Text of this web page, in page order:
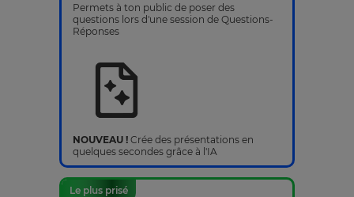
Permets à ton public de poser des
questions lors d'une session de Questions-
Réponses
NOUVEAU ! Crée des présentations en
quelques secondes grâce à l'IA
Le plus prisé